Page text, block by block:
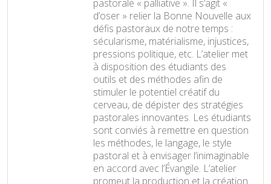
pastorale « palliative ». Il s’agit «
d’oser » relier la Bonne Nouvelle aux
défis pastoraux de notre temps :
sécularisme, matérialisme, injustices,
pressions politique, etc. L’atelier met
à disposition des étudiants des
outils et des méthodes afin de
stimuler le potentiel créatif du
cerveau, de dépister des stratégies
pastorales innovantes. Les étudiants
sont conviés à remettre en question
les méthodes, le langage, le style
pastoral et à envisager l’inimaginable
en accord avec l’Évangile. L’atelier
promeut la production et la création